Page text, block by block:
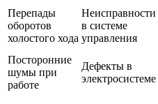
Перепады
оборотов
холостого хода
Неисправности
в системе
управления
Посторонние
шумы при
работе
Дефекты в
электросистеме